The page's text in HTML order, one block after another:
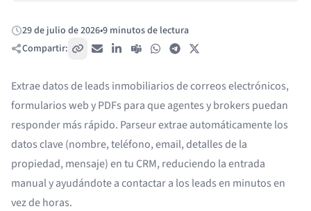
Publicado:
29 de julio de 2026•9 minutos de lectura
Compartir:
Copiar enlace
Correo electrónico
LinkedIn
Teams WhatsAppTelegram
Extrae datos de leads inmobiliarios de correos electrónicos,
formularios web y PDFs para que agentes y brokers puedan
responder más rápido. Parseur extrae automáticamente los
datos clave (nombre, teléfono, email, detalles de la
propiedad, mensaje) en tu CRM, reduciendo la entrada
manual y ayudándote a contactar a los leads en minutos en
vez de horas.